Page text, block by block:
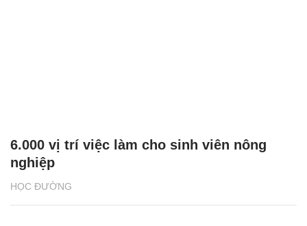
HỌC ĐƯỜNG
6.000 vị trí việc làm cho sinh viên nông
nghiệp